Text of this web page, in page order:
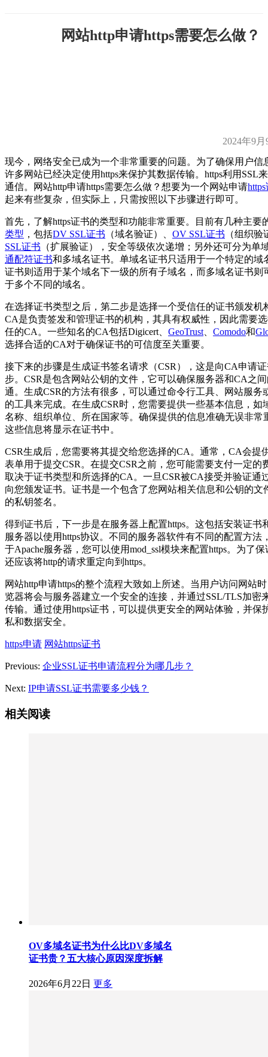
网站http申请https需要怎么做？
2024年9月
现今，网络安全已成为一个非常重要的问题。为了确保用户信
许多网站已经决定使用https来保护其数据传输。https利用SSL
通信。网站http申请https需要怎么做？想要为一个网站申请
起来有些复杂，但实际上，只需按照以下步骤进行即可。
首先，了解https证书的类型和功能非常重要。目前有几种主要
类型 ，包括DV SSL证书 （域名验证）、 OV SSL证书 （组织验
SSL证书 （扩展验证），安全等级依次递增；另外还可分为单
通配符证书和多域名证书。单域名证书只适用于一个特定的域
证书则适用于某个域名下一级的所有子域名，而多域名证书则
于多个不同的域名。
在选择证书类型之后，第二步是选择一个受信任的证书颁发机
CA是负责签发和管理证书的机构，其具有权威性，因此需要
任的CA。一些知名的CA包括Digicert、 GeoTrust Comodo和
选择合适的CA对于确保证书的可信度至关重要。
接下来的步骤是生成证书签名请求（CSR），这是向CA申请
步。CSR是包含网站公钥的文件，它可以确保服务器和CA之
通。生成CSR的方法有很多，可以通过命令行工具、网站服务
的工具来完成。在生成CSR时，您需要提供一些基本信息，如
名称、组织单位、所在国家等。确保提供的信息准确无误非常
这些信息将显示在证书中。
CSR生成后，您需要将其提交给您选择的CA。通常，CA会提
表单用于提交CSR。在提交CSR之前，您可能需要支付一定的
取决于证书类型和所选择的CA。一旦CSR被CA接受并验证通
向您颁发证书。证书是一个包含了您网站相关信息和公钥的文
的私钥签名。
得到证书后，下一步是在服务器上配置https。这包括安装证书
服务器以使用https协议。不同的服务器软件有不同的配置方法
于Apache服务器，您可以使用mod_ssl模块来配置https。为了
还应该将http的请求重定向到https。
网站http申请https的整个流程大致如上所述。当用户访问网站
览器将会与服务器建立一个安全的连接，并通过SSL/TLS加密
传输。通过使用https证书，可以提供更安全的网站体验，并保
私和数据安全。
https申请 网站https证书
Previous: 企业SSL证书申请流程分为哪几步？
Next: IP申请SSL证书需要多少钱？
相关阅读
OV多域名证书为什么比DV多域名
证书贵？五大核心原因深度拆解
2026年6月22日 更多